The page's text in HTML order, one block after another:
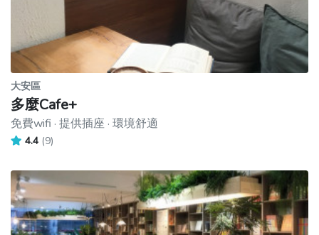
大安區
多麼Cafe+
免費wifi · 提供插座 · 環境舒適
4.4 (9)